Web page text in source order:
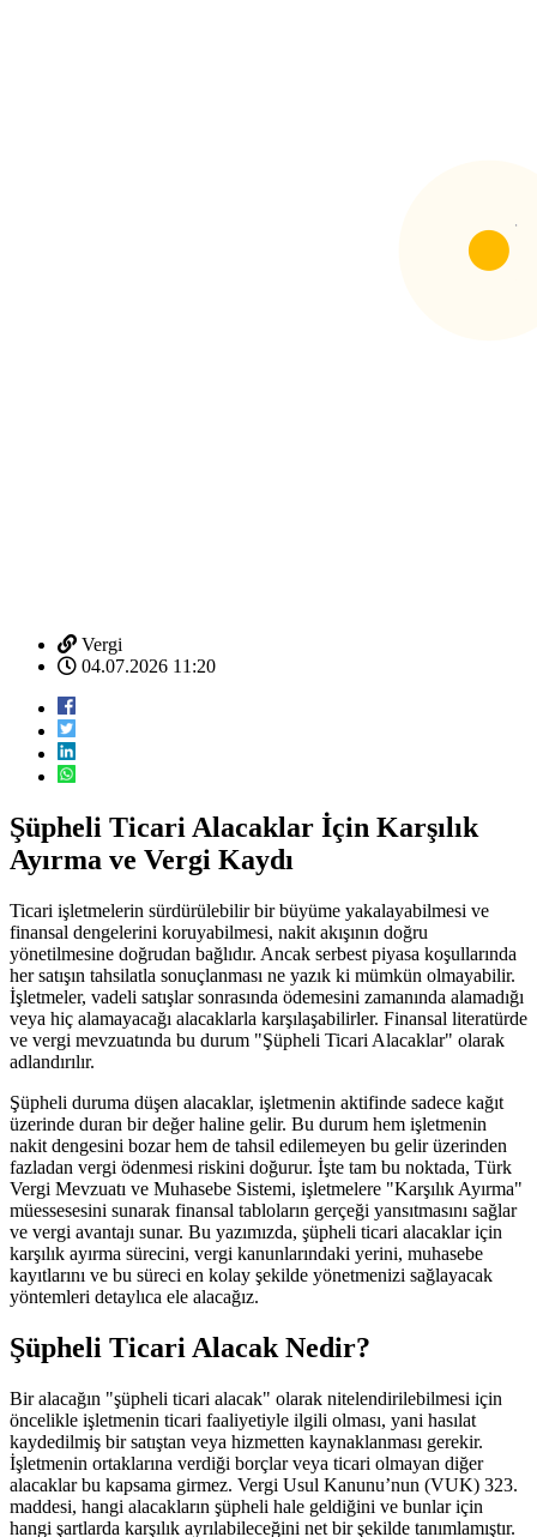
Vergi
04.07.2026 11:20
Şüpheli Ticari Alacaklar İçin Karşılık
Ayırma ve Vergi Kaydı
Ticari işletmelerin sürdürülebilir bir büyüme yakalayabilmesi ve
finansal dengelerini koruyabilmesi, nakit akışının doğru
yönetilmesine doğrudan bağlıdır. Ancak serbest piyasa koşullarında
her satışın tahsilatla sonuçlanması ne yazık ki mümkün olmayabilir.
İşletmeler, vadeli satışlar sonrasında ödemesini zamanında alamadığı
veya hiç alamayacağı alacaklarla karşılaşabilirler. Finansal literatürde
ve vergi mevzuatında bu durum "Şüpheli Ticari Alacaklar" olarak
adlandırılır.
Şüpheli duruma düşen alacaklar, işletmenin aktifinde sadece kağıt
üzerinde duran bir değer haline gelir. Bu durum hem işletmenin
nakit dengesini bozar hem de tahsil edilemeyen bu gelir üzerinden
fazladan vergi ödenmesi riskini doğurur. İşte tam bu noktada, Türk
Vergi Mevzuatı ve Muhasebe Sistemi, işletmelere "Karşılık Ayırma"
müessesesini sunarak finansal tabloların gerçeği yansıtmasını sağlar
ve vergi avantajı sunar. Bu yazımızda, şüpheli ticari alacaklar için
karşılık ayırma sürecini, vergi kanunlarındaki yerini, muhasebe
kayıtlarını ve bu süreci en kolay şekilde yönetmenizi sağlayacak
yöntemleri detaylıca ele alacağız.
Şüpheli Ticari Alacak Nedir?
Bir alacağın "şüpheli ticari alacak" olarak nitelendirilebilmesi için
öncelikle işletmenin ticari faaliyetiyle ilgili olması, yani hasılat
kaydedilmiş bir satıştan veya hizmetten kaynaklanması gerekir.
İşletmenin ortaklarına verdiği borçlar veya ticari olmayan diğer
alacaklar bu kapsama girmez. Vergi Usul Kanunu’nun (VUK) 323.
maddesi, hangi alacakların şüpheli hale geldiğini ve bunlar için
hangi şartlarda karşılık ayrılabileceğini net bir şekilde tanımlamıştır.